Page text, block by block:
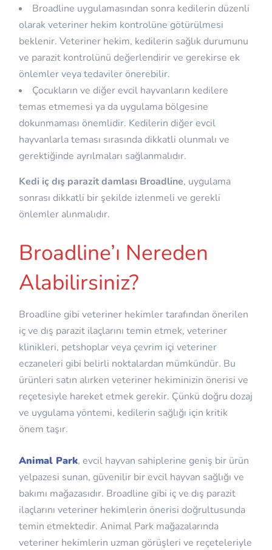
Broadline uygulamasından sonra kedilerin düzenli
olarak veteriner hekim kontrolüne götürülmesi
beklenir. Veteriner hekim, kedilerin sağlık durumunu
ve parazit kontrolünü değerlendirir ve gerekirse ek
önlemler veya tedaviler önerebilir.
Çocukların ve diğer evcil hayvanların kedilere
temas etmemesi ya da uygulama bölgesine
dokunmaması önemlidir. Kedilerin diğer evcil
hayvanlarla teması sırasında dikkatli olunmalı ve
gerektiğinde ayrılmaları sağlanmalıdır.
Kedi iç dış parazit damlası Broadline, uygulama
sonrası dikkatli bir şekilde izlenmeli ve gerekli
önlemler alınmalıdır.
Broadline’ı Nereden
Alabilirsiniz?
Broadline gibi veteriner hekimler tarafından önerilen
iç ve dış parazit ilaçlarını temin etmek, veteriner
klinikleri, petshoplar veya çevrim içi veteriner
eczaneleri gibi belirli noktalardan mümkündür. Bu
ürünleri satın alırken veteriner hekiminizin önerisi ve
reçetesiyle hareket etmek gerekir. Çünkü doğru dozaj
ve uygulama yöntemi, kedilerin sağlığı için kritik
önem taşır.
Animal Park, evcil hayvan sahiplerine geniş bir ürün
yelpazesi sunan, güvenilir bir evcil hayvan sağlığı ve
bakımı mağazasıdır. Broadline gibi iç ve dış parazit
ilaçlarını veteriner hekimlerin önerisi doğrultusunda
temin etmektedir. Animal Park mağazalarında
veteriner hekimlerin uzman görüşleri ve reçeteleriyle